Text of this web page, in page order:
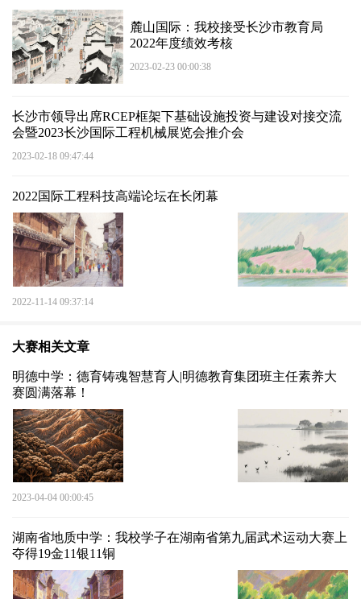
麓山国际：我校接受长沙市教育局
2022年度绩效考核
2023-02-23 00:00:38
长沙市领导出席RCEP框架下基础设施投资与建设对接交流
会暨2023长沙国际工程机械展览会推介会
2023-02-18 09:47:44
2022国际工程科技高端论坛在长闭幕
2022-11-14 09:37:14
大赛相关文章
明德中学：德育铸魂智慧育人|明德教育集团班主任素养大
赛圆满落幕！
2023-04-04 00:00:45
湖南省地质中学：我校学子在湖南省第九届武术运动大赛上
夺得19金11银11铜